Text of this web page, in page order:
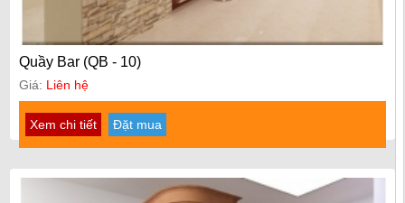
Quầy Bar (QB - 10)
Giá: Liên hệ
Xem chi tiết Đặt mua